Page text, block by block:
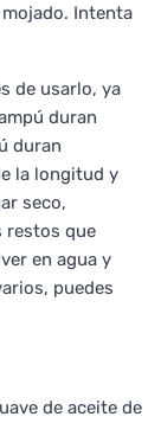
Intenta
de usarlo, ya
duran
duran
la longitud y
seco,
restos que
en agua y
puedes
de aceite de